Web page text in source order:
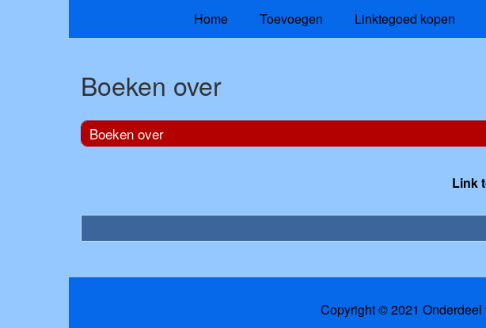
Home Toevoegen Linktegoed kopen
Boeken over
Boeken over
Link
Copyright © 2021 Onderdeel